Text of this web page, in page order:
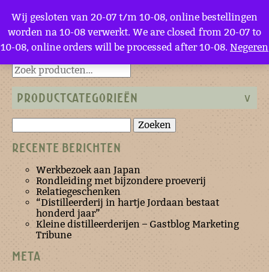
Terug naar de homepage
PRODUCTCATEGORIEËN
Zoeken
naar:
RECENTE BERICHTEN
Werkbezoek aan Japan
Rondleiding met bijzondere proeverij
Relatiegeschenken
“Distilleerderij in hartje Jordaan bestaat
honderd jaar”
Kleine distilleerderijen – Gastblog Marketing
Tribune
META
Wij gesloten van 20-07 t/m 10-08, online bestellingen
worden na 10-08 verwerkt. We are closed from 20-07 to
10-08, online orders will be processed after 10-08. Negeren